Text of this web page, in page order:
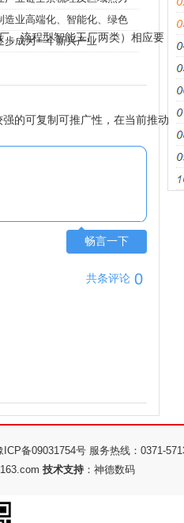
流程型智能工厂两类）相应要
的可复制可推广性，在当前推动
造业高端化、智能化、绿色
步成为一个新兴产业
畅言一下
共 0
条评论
备09031754号 服务热线：0371-
技术支持 ： 神德数码